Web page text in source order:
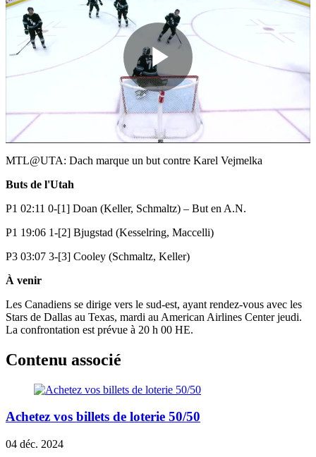
Play
Video
MTL@UTA: Dach marque un but contre Karel Vejmelka
Buts de l'Utah
P1 02:11 0-[1] Doan (Keller, Schmaltz) – But en A.N.
P1 19:06 1-[2] Bjugstad (Kesselring, Maccelli)
P3 03:07 3-[3] Cooley (Schmaltz, Keller)
À venir
Les Canadiens se dirige vers le sud-est, ayant rendez-vous avec les
Stars de Dallas au Texas, mardi au American Airlines Center jeudi.
La confrontation est prévue à 20 h 00 HE.
Contenu associé
Achetez vos billets de loterie 50/50
04 déc. 2024